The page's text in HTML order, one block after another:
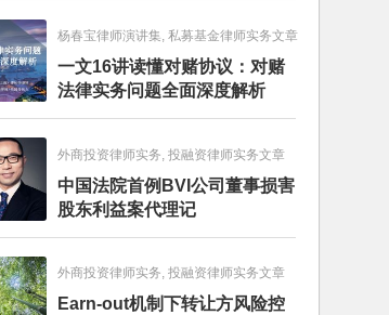
杨春宝律师演讲集, 私募基金律师实务文章
一文16讲读懂对赌协议：对赌
法律实务问题全面深度解析
外商投资律师实务, 投融资律师实务文章
中国法院首例BVI公司董事损害
股东利益案代理记
外商投资律师实务, 投融资律师实务文章
Earn-out机制下转让方风险控